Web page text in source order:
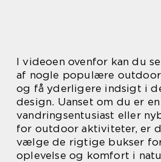
I videoen ovenfor kan du
af nogle populære
og få yderligere indsigt i
design. Uanset om du er
vandringsentusiast eller
for outdoor aktiviteter, er
vælge de rigtige bukser
oplevelse og komfort i